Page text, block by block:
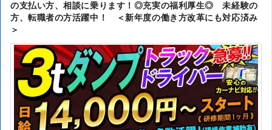
の支払い方、相談に乗ります！◎充実の福利厚生◎ 未経験の
方、転職者の方活躍中！ ＜新年度の働き方改革にも対応済み
＞